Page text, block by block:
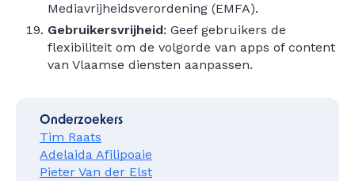
Mediavrijheidsverordening (EMFA).
Gebruikersvrijheid: Geef gebruikers de
flexibiliteit om de volgorde van apps of content
van Vlaamse diensten aanpassen.
Onderzoekers
Tim Raats
Adelaida Afilipoaie
Pieter Van der Elst